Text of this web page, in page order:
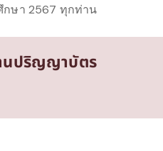
กษา 2567 ทุกท่าน
านปริญญาบัตร